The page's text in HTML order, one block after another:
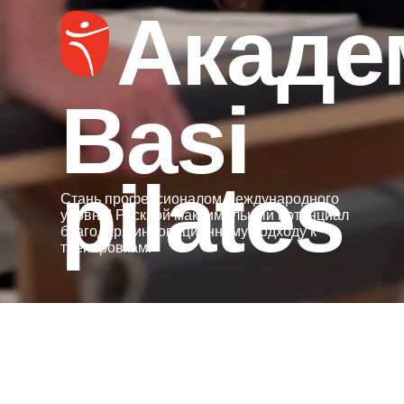
Basi
pilates
Стань профессионалом международного
уровня! Раскрой максимальный потенциал
благодаря инновационному подходу к
тренировкам.